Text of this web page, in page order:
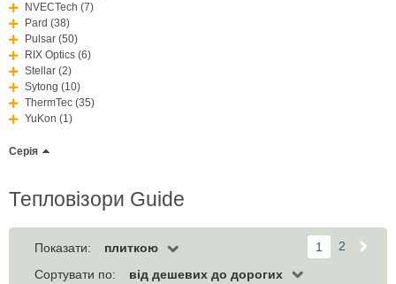
NVECTech (7)
Pard (38)
Pulsar (50)
RIX Optics (6)
Stellar (2)
Sytong (10)
ThermTec (35)
YuKon (1)
Серія
Тепловізори Guide
1 2
Показати:
плиткою
Сортувати по:
від дешевих до дорогих